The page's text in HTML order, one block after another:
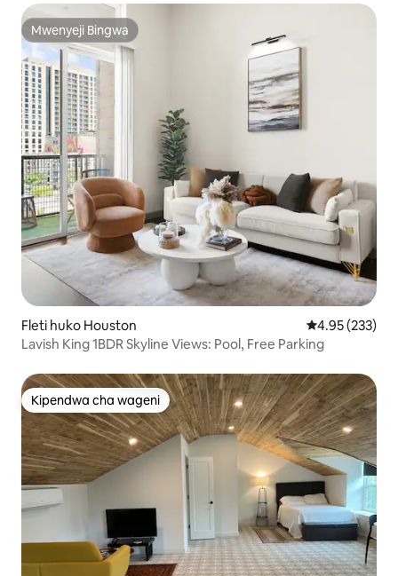
Mwenyeji Bingwa
Mwenyeji Bingwa
Fleti huko Houston Ukadiriaji wa
4.95 (233)
Lavish King 1BDR Skyline Views: Pool, Free Parking
Kipendwa cha wageni
Kipendwa cha wageni